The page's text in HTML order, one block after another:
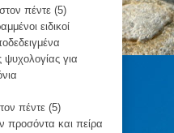
πέντε (5)
ειδικοί
για
πέντε (5)
προσόντα και πείρα